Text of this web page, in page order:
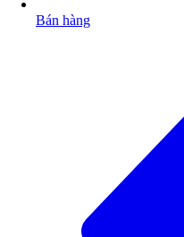
Bán hàng